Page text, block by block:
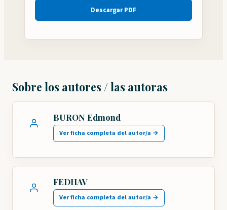
Descargar PDF
Sobre los autores / las autoras
BURON Edmond
Ver ficha completa del autor/a →
FEDHAV
Ver ficha completa del autor/a →